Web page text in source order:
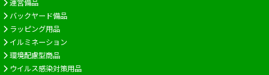
運営備品
バックヤード備品
ラッピング用品
イルミネーション
環境配慮型商品
ウイルス感染対策用品